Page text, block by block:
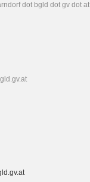
dot bgld dot gv dot at